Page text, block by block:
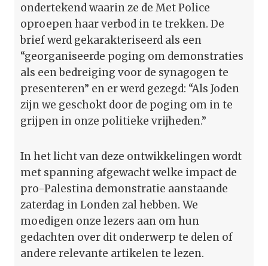
ondertekend waarin ze de Met Police
oproepen haar verbod in te trekken. De
brief werd gekarakteriseerd als een
“georganiseerde poging om demonstraties
als een bedreiging voor de synagogen te
presenteren” en er werd gezegd: “Als Joden
zijn we geschokt door de poging om in te
grijpen in onze politieke vrijheden.”
In het licht van deze ontwikkelingen wordt
met spanning afgewacht welke impact de
pro-Palestina demonstratie aanstaande
zaterdag in Londen zal hebben. We
moedigen onze lezers aan om hun
gedachten over dit onderwerp te delen of
andere relevante artikelen te lezen.